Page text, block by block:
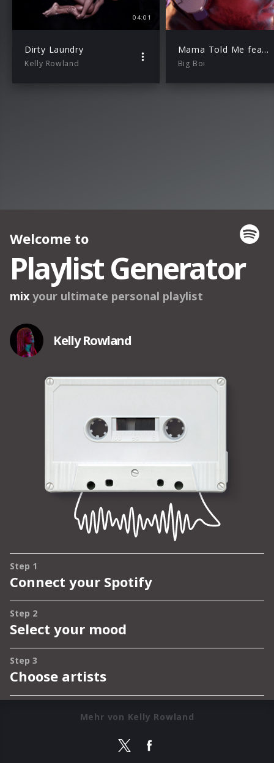
04:01
Dirty Laundry
Kelly Rowland
Mama Told Me feat. Kelly Rowland
Big Boi
Mehr von Kelly Rowland